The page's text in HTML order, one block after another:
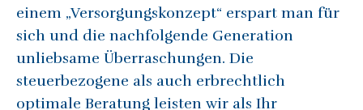
einem „Versorgungskonzept“ erspart man für
sich und die nachfolgende Generation
unliebsame Überraschungen. Die
steuerbezogene als auch erbrechtlich
optimale Beratung leisten wir als Ihr